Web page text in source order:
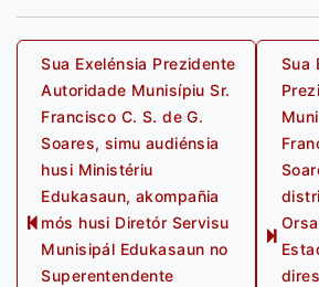
Post
navigation
Previous
post:
Sua Exelénsia Prezidente
Autoridade Munisípiu Sr.
Francisco C. S. de G.
Soares, simu audiénsia
husi Ministériu
Edukasaun, akompañia
mós husi Diretór Servisu
Munisipál Edukasaun no
Superentendente
Sua